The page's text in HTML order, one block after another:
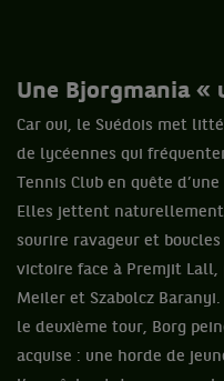
Une Bjorgmania «
Car oui, le Suédois met
de lycéennes qui
Tennis Club en quête
Elles jettent
sourire ravageur et
victoire face à Premjit Lall,
Meiler et Szabolcz
le deuxième tour, Borg
acquise : une horde de